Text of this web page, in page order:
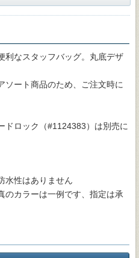
利なスタッフバッグ。丸底デザ
ソート商品のため、ご注文時に
ロック（#1124383）は別売に
水性はありません
カラーは一例です、指定は承